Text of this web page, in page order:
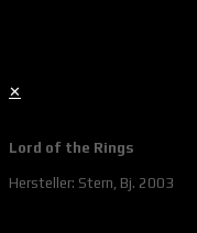
✕
Lord of the Rings
Hersteller: Stern, Bj. 2003